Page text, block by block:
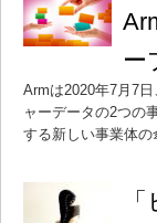
ー
Armは2020年7月7
ャーデータの2つの
する新しい事業体の